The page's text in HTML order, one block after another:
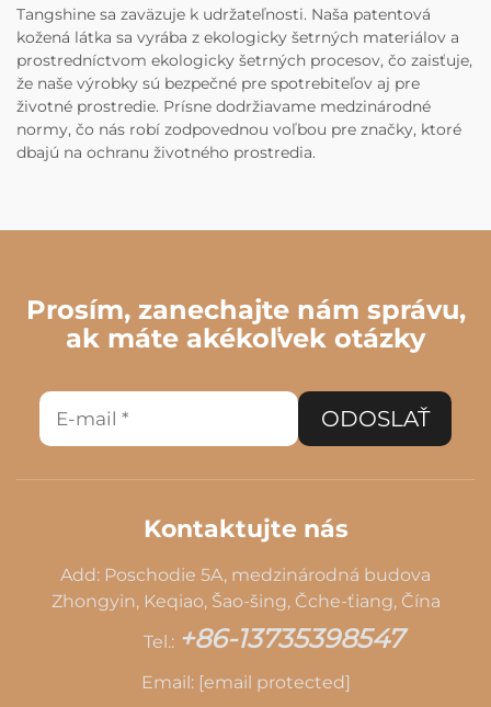
Tangshine sa zaväzuje k udržateľnosti. Naša patentová
kožená látka sa vyrába z ekologicky šetrných materiálov a
prostredníctvom ekologicky šetrných procesov, čo zaisťuje,
že naše výrobky sú bezpečné pre spotrebiteľov aj pre
životné prostredie. Prísne dodržiavame medzinárodné
normy, čo nás robí zodpovednou voľbou pre značky, ktoré
dbajú na ochranu životného prostredia.
Prosím, zanechajte nám správu,
ak máte akékoľvek otázky
ODOSLAŤ
Kontaktujte nás
Add: Poschodie 5A, medzinárodná budova
Zhongyin, Keqiao, Šao-šing, Čche-ťiang, Čína
Tel.: +86-13735398547
Email: [email protected]